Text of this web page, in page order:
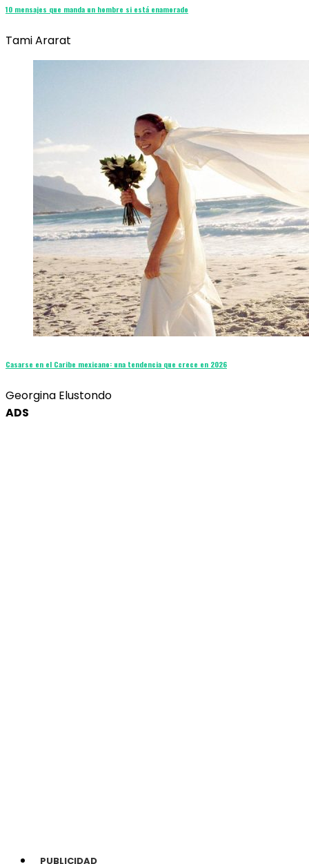
10 mensajes que manda un hombre si está enamorado
Tami Ararat
Casarse en el Caribe mexicano: una tendencia que crece en 2026
Georgina Elustondo
ADS
PUBLICIDAD